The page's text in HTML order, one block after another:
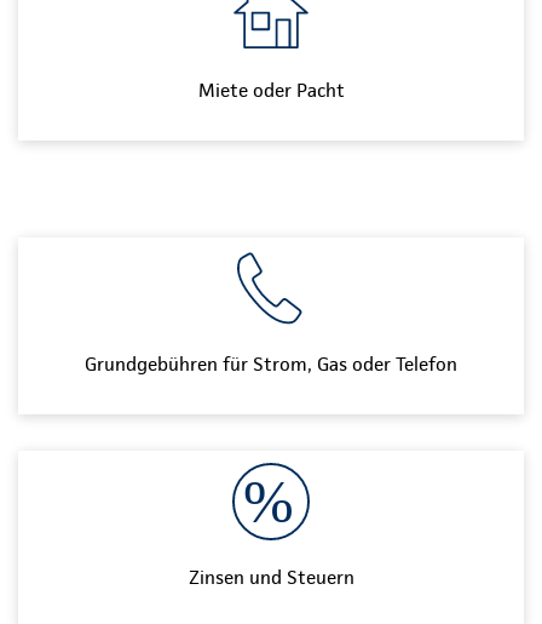
Miete oder Pacht
Grundgebühren für Strom, Gas oder Telefon
Zinsen und Steuern